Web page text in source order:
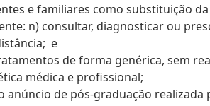
e familiares como substituição
n) consultar, diagnosticar ou
e
de forma genérica, sem
médica e profissional;
anúncio de pós-graduação